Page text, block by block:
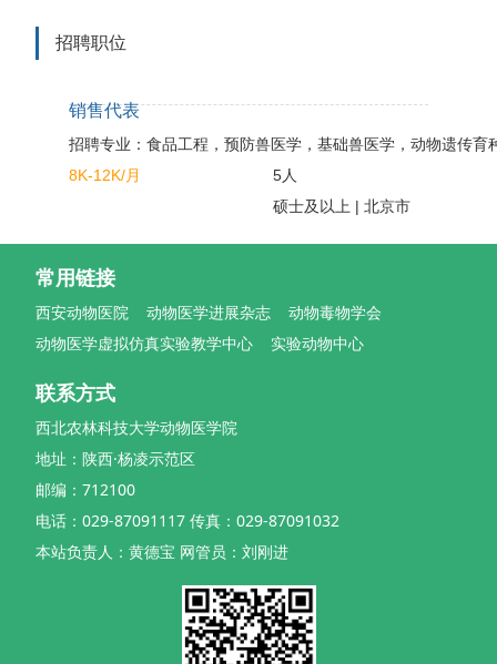
招聘职位
销售代表
招聘专业：食品工程，预防兽医学，基础兽医学，动物遗传育
8K-12K/月
5人
硕士及以上 | 北京市
常用链接
西安动物医院 动物医学进展杂志
动物毒物学会
动物医学虚拟仿真实验教学中心
实验动物中心
联系方式
西北农林科技大学动物医学院
地址：陕西·杨凌示范区
邮编：712100
电话：029-87091117 传真：029-87091032
本站负责人：黄德宝 网管员：刘刚进